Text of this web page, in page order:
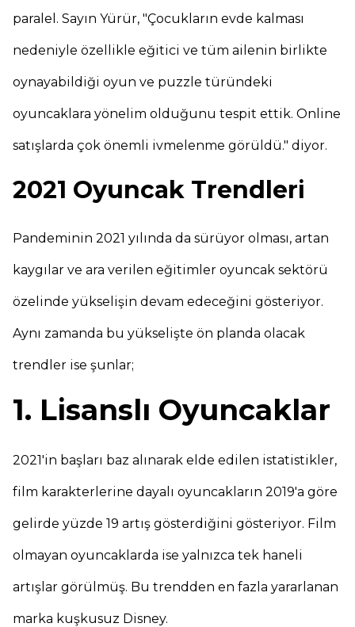
paralel. Sayın Yürür, "Çocukların evde kalması
nedeniyle özellikle eğitici ve tüm ailenin birlikte
oynayabildiği oyun ve puzzle türündeki
oyuncaklara yönelim olduğunu tespit ettik. Online
satışlarda çok önemli ivmelenme görüldü." diyor.
2021 Oyuncak Trendleri
Pandeminin 2021 yılında da sürüyor olması, artan
kaygılar ve ara verilen eğitimler oyuncak sektörü
özelinde yükselişin devam edeceğini gösteriyor.
Aynı zamanda bu yükselişte ön planda olacak
trendler ise şunlar;
1. Lisanslı Oyuncaklar
2021'in başları baz alınarak elde edilen istatistikler,
film karakterlerine dayalı oyuncakların 2019'a göre
gelirde yüzde 19 artış gösterdiğini gösteriyor. Film
olmayan oyuncaklarda ise yalnızca tek haneli
artışlar görülmüş. Bu trendden en fazla yararlanan
marka kuşkusuz Disney.